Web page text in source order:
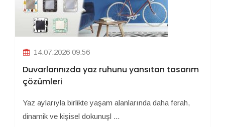
14.07.2026 09:56
Duvarlarınızda yaz ruhunu yansıtan tasarım
çözümleri
Yaz aylarıyla birlikte yaşam alanlarında daha ferah,
dinamik ve kişisel dokunuşl ...